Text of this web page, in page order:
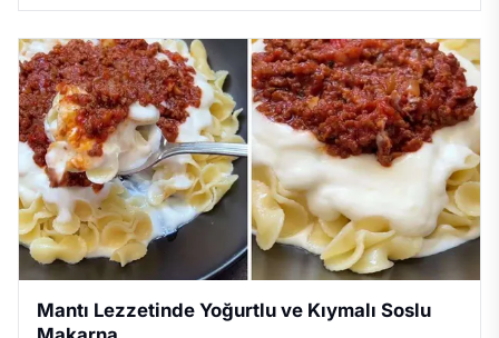
Mantı Lezzetinde Yoğurtlu ve Kıymalı Soslu